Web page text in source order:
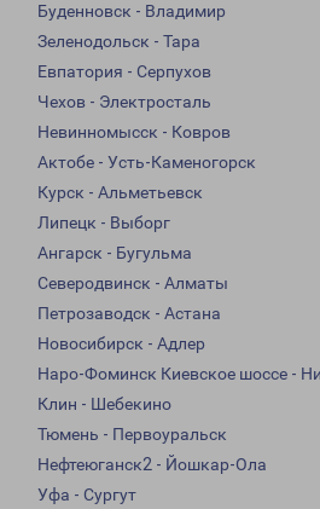
Буденновск - Владимир
Зеленодольск - Тара
Евпатория - Серпухов
Чехов - Электросталь
Невинномысск - Ковров
Актобе - Усть-Каменогорск
Курск - Альметьевск
Липецк - Выборг
Ангарск - Бугульма
Северодвинск - Алматы
Петрозаводск - Астана
Новосибирск - Адлер
Наро-Фоминск Киевское шоссе -
Клин - Шебекино
Тюмень - Первоуральск
Нефтеюганск2 - Йошкар-Ола
Уфа - Сургут